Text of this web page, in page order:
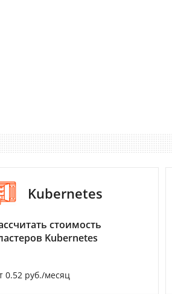
Kubernetes
стоимость
Kubernetes
0.52 руб./месяц